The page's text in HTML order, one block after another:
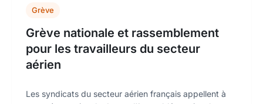
Grève
Grève nationale et rassemblement
pour les travailleurs du secteur
aérien
Les syndicats du secteur aérien français appellent à